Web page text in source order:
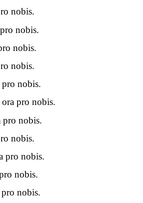
nobis.
nobis.
nobis.
nobis.
pro nobis.
pro nobis.
pro nobis.
nobis.
pro nobis.
nobis.
pro nobis.